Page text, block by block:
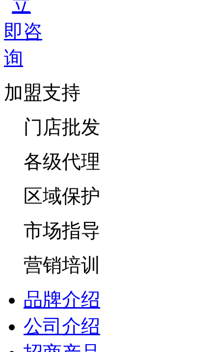
加盟支持
门店批发
各级代理
区域保护
市场指导
营销培训
品牌介绍
公司介绍